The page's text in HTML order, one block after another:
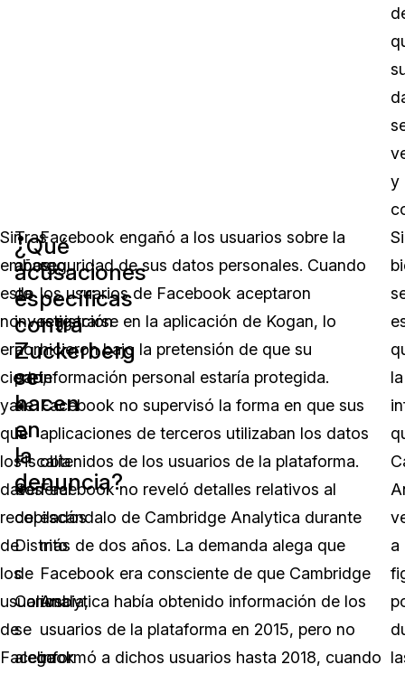
y
Sin
embargo,
esto
no
era
cierto,
ya
que
los
datos
recopilados
de
los
usuarios
de
Facebook
¿Qué
acusaciones
específicas
contra
Zuckerberg
se
hacen
en
la
denuncia?
Tras
años
de
investigación
por
parte
de
la
Fiscalía
General
del
Distrito
de
Columbia,
se
alega
Facebook engañó a los usuarios sobre la
seguridad de sus datos personales. Cuando
los usuarios de Facebook aceptaron
registrarse en la aplicación de Kogan, lo
hicieron bajo la pretensión de que su
información personal estaría protegida.
Facebook no supervisó la forma en que sus
aplicaciones de terceros utilizaban los datos
obtenidos de los usuarios de la plataforma.
Facebook no reveló detalles relativos al
escándalo de Cambridge Analytica durante
más de dos años. La demanda alega que
Facebook era consciente de que Cambridge
Analytica había obtenido información de los
usuarios de la plataforma en 2015, pero no
informó a dichos usuarios hasta 2018, cuando
Si
la
a